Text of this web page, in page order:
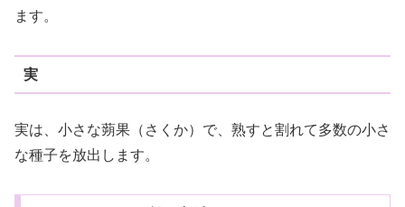
ます。
実
実は、小さな蒴果（さくか）で、熟すと割れて多数の小さ
な種子を放出します。